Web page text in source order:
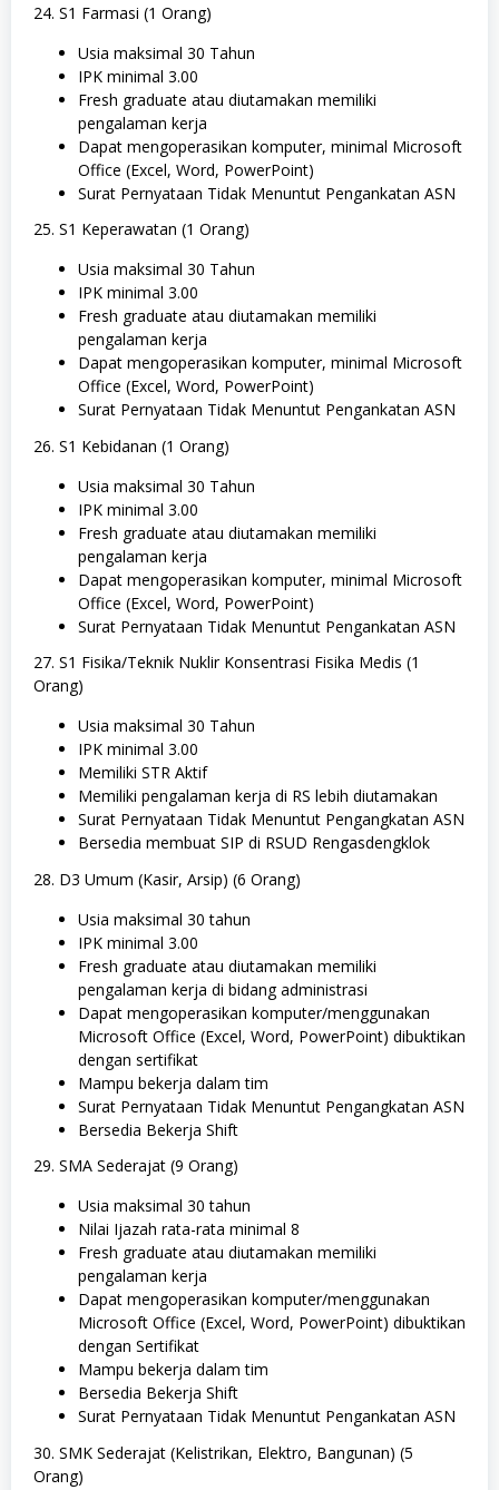
24. S1 Farmasi (1 Orang)
Usia maksimal 30 Tahun
IPK minimal 3.00
Fresh graduate atau diutamakan memiliki
pengalaman kerja
Dapat mengoperasikan komputer, minimal Microsoft
Office (Excel, Word, PowerPoint)
Surat Pernyataan Tidak Menuntut Pengankatan ASN
25. S1 Keperawatan (1 Orang)
Usia maksimal 30 Tahun
IPK minimal 3.00
Fresh graduate atau diutamakan memiliki
pengalaman kerja
Dapat mengoperasikan komputer, minimal Microsoft
Office (Excel, Word, PowerPoint)
Surat Pernyataan Tidak Menuntut Pengankatan ASN
26. S1 Kebidanan (1 Orang)
Usia maksimal 30 Tahun
IPK minimal 3.00
Fresh graduate atau diutamakan memiliki
pengalaman kerja
Dapat mengoperasikan komputer, minimal Microsoft
Office (Excel, Word, PowerPoint)
Surat Pernyataan Tidak Menuntut Pengankatan ASN
27. S1 Fisika/Teknik Nuklir Konsentrasi Fisika Medis (1
Orang)
Usia maksimal 30 Tahun
IPK minimal 3.00
Memiliki STR Aktif
Memiliki pengalaman kerja di RS lebih diutamakan
Surat Pernyataan Tidak Menuntut Pengangkatan ASN
Bersedia membuat SIP di RSUD Rengasdengklok
28. D3 Umum (Kasir, Arsip) (6 Orang)
Usia maksimal 30 tahun
IPK minimal 3.00
Fresh graduate atau diutamakan memiliki
pengalaman kerja di bidang administrasi
Dapat mengoperasikan komputer/menggunakan
Microsoft Office (Excel, Word, PowerPoint) dibuktikan
dengan sertifikat
Mampu bekerja dalam tim
Surat Pernyataan Tidak Menuntut Pengangkatan ASN
Bersedia Bekerja Shift
29. SMA Sederajat (9 Orang)
Usia maksimal 30 tahun
Nilai Ijazah rata-rata minimal 8
Fresh graduate atau diutamakan memiliki
pengalaman kerja
Dapat mengoperasikan komputer/menggunakan
Microsoft Office (Excel, Word, PowerPoint) dibuktikan
dengan Sertifikat
Mampu bekerja dalam tim
Bersedia Bekerja Shift
Surat Pernyataan Tidak Menuntut Pengankatan ASN
30. SMK Sederajat (Kelistrikan, Elektro, Bangunan) (5
Orang)